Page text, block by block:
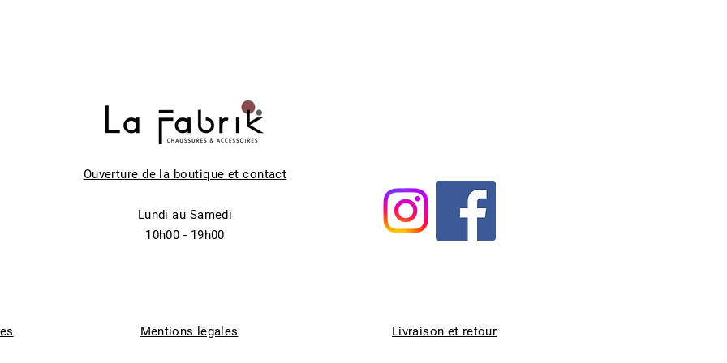
Ouverture de la boutique et contact
Lundi au Samedi
10h00 - 19h00
Mentions légales Livraison et retour